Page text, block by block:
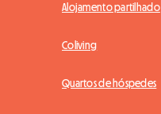
Alojamento partilhado
Coliving
Quartos de hóspedes